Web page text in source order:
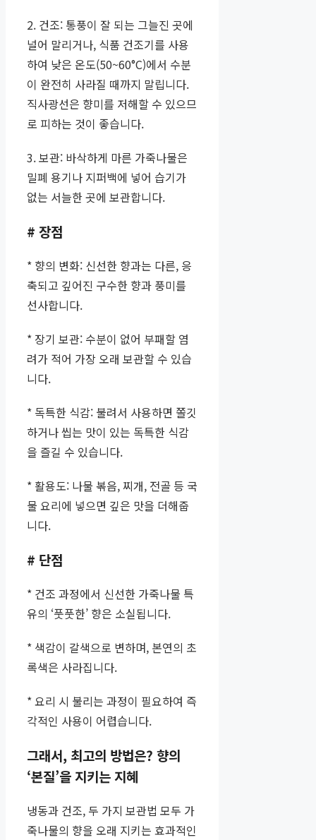
2. 건조: 통풍이 잘 되는 그늘진 곳에
널어 말리거나, 식품 건조기를 사용
하여 낮은 온도(50~60°C)에서 수분
이 완전히 사라질 때까지 말립니다.
직사광선은 향미를 저해할 수 있으므
로 피하는 것이 좋습니다.
3. 보관: 바삭하게 마른 가죽나물은
밀폐 용기나 지퍼백에 넣어 습기가
없는 서늘한 곳에 보관합니다.
# 장점
* 향의 변화: 신선한 향과는 다른, 응
축되고 깊어진 구수한 향과 풍미를
선사합니다.
* 장기 보관: 수분이 없어 부패할 염
려가 적어 가장 오래 보관할 수 있습
니다.
* 독특한 식감: 불려서 사용하면 쫄깃
하거나 씹는 맛이 있는 독특한 식감
을 즐길 수 있습니다.
* 활용도: 나물 볶음, 찌개, 전골 등 국
물 요리에 넣으면 깊은 맛을 더해줍
니다.
# 단점
* 건조 과정에서 신선한 가죽나물 특
유의 ‘풋풋한’ 향은 소실됩니다.
* 색감이 갈색으로 변하며, 본연의 초
록색은 사라집니다.
* 요리 시 불리는 과정이 필요하여 즉
각적인 사용이 어렵습니다.
그래서, 최고의 방법은? 향의
‘본질’을 지키는 지혜
냉동과 건조, 두 가지 보관법 모두 가
죽나물의 향을 오래 지키는 효과적인